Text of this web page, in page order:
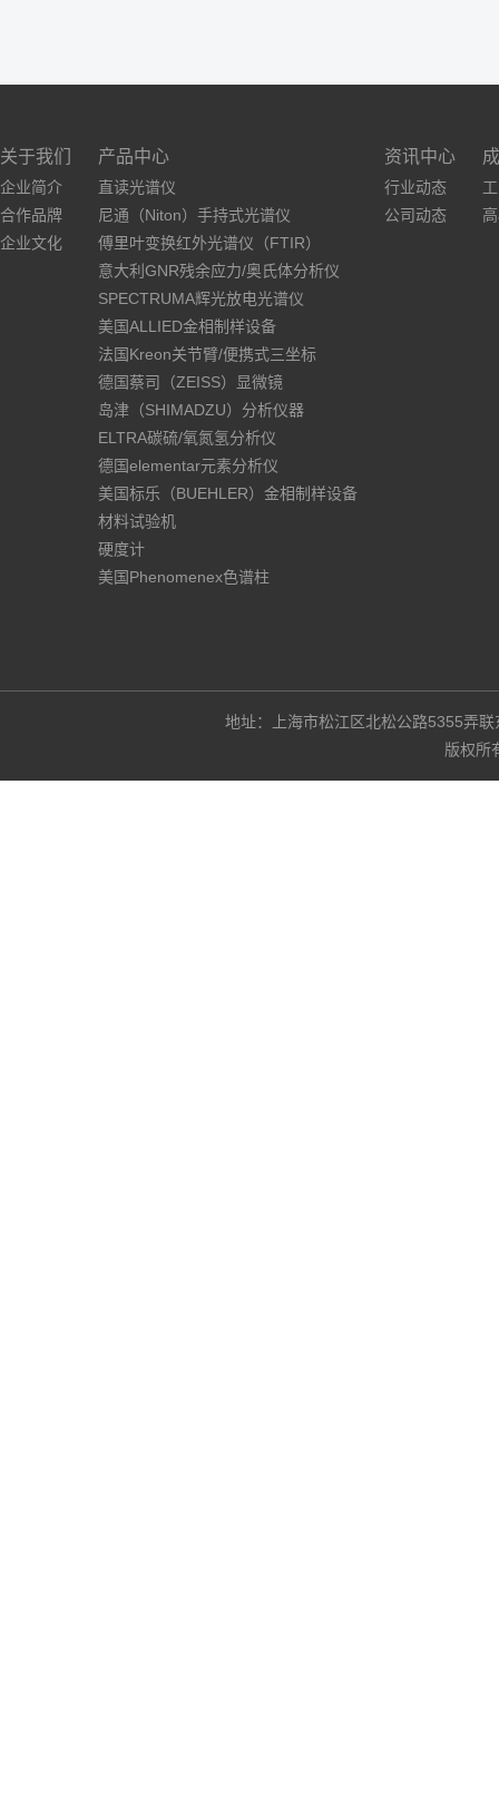
关于我们
企业简介
合作品牌
企业文化
产品中心
直读光谱仪
尼通（Niton）手持式光谱仪
傅里叶变换红外光谱仪（FTIR）
意大利GNR残余应力/奥氏体分析仪
SPECTRUMA辉光放电光谱仪
美国ALLIED金相制样设备
法国Kreon关节臂/便携式三坐标
德国蔡司（ZEISS）显微镜
岛津（SHIMADZU）分析仪器
ELTRA碳硫/氧氮氢分析仪
德国elementar元素分析仪
美国标乐（BUEHLER）金相制样设备
材料试验机
硬度计
美国Phenomenex色谱柱
资讯中心
行业动态
公司动态
地址：上海市松江区北松公路5355
版权所